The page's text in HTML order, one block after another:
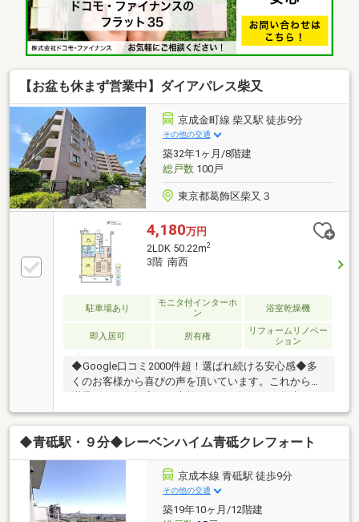
【お盆も休まず営業中】ダイアパレス柴又
京成金町線 柴又駅 徒歩9分
その他の交通
築32年1ヶ月/8階建
総戸数100戸
東京都葛飾区柴又３
4,180万円
2LDK 50.22m2
3階 南西
駐車場あり
モニタ付インターホ
ン
浴室乾燥機
即入居可 所有権
リフォームリノベー
ション
◆Google口コミ2000件超！選ばれ続ける安心感◆多
くのお客様から喜びの声を頂いています。これからも
す。◆購入はゴールではなく幸せな未来へのスタート
◆住み始めてからの不安や悩みも、TOHO HOUSE
CLUBが将来サポート。お客様一人ひとりの安心を守る
ため、いつもずっと人生に寄り添い、豊かな未来を支
え続けます。◆ローン相談大歓迎！頭金0円からの購
入も可能◆将来のライフイベントを見据え、無理のな
い資金計画をプロがアドバイス。お問合せは【資料請
求】又は【フリーダイヤル】へお気軽にお問い合わせ
◆青砥駅・９分◆レーベンハイム青砥クレフォート
京成本線 青砥駅 徒歩9分
その他の交通
築19年10ヶ月/12階建